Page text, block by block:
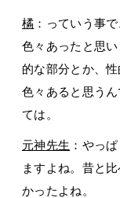
橘 ：っていう事
色々あったと思
的な部分とか、
色々あると思う
ては。
元神先生 ：やっ
ますよね。昔と
かったよね。